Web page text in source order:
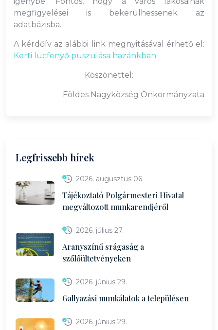
megfigyelései is bekerülhessenek az
adatbázisba.
A kérdőív az alábbi link megnyitásával érhető el:
Kerti lucfenyő puszulása hazánkban
Köszönettel:
Földes Nagyközség Önkormányzata
Legfrissebb hírek
2026. augusztus 06.
Tájékoztató Polgármesteri Hivatal
megváltozott munkarendjéről
2026. július 27.
Aranyszínű srágaság a
szőlőültetvényeken
2026. június 29.
Gallyazási munkálatok a településen
2026. június 29.